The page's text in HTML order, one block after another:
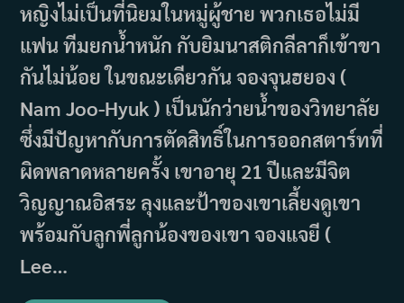
หญิงไม่เป็นที่นิยมในหมู่ผู้ชาย พวกเธอไม่มี
แฟน ทีมยกน้ำหนัก กับยิมนาสติกลีลาก็เข้าขา
กันไม่น้อย ในขณะเดียวกัน จองจุนฮยอง (
Nam Joo-Hyuk ) เป็นนักว่ายน้ำของวิทยาลัย
ซึ่งมีปัญหากับการตัดสิทธิ์ในการออกสตาร์ทที่
ผิดพลาดหลายครั้ง เขาอายุ 21 ปีและมีจิต
วิญญาณอิสระ ลุงและป้าของเขาเลี้ยงดูเขา
พร้อมกับลูกพี่ลูกน้องของเขา จองแจยี (
Lee…